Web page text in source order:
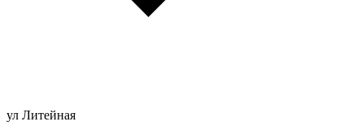
ул Литейная